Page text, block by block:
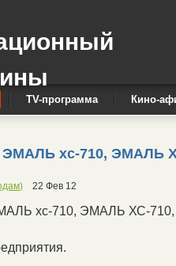
TV-программа Кино-
ЭМАЛЬ хс-710,
22 Фев 12
хс-710, ЭМАЛЬ ХС-